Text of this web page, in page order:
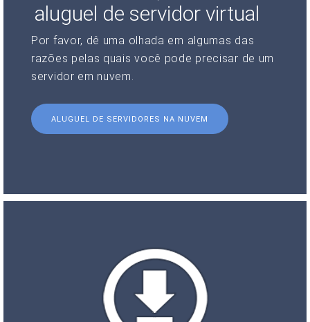
aluguel de servidor virtual
Por favor, dê uma olhada em algumas das
razões pelas quais você pode precisar de um
servidor em nuvem.
ALUGUEL DE SERVIDORES NA NUVEM